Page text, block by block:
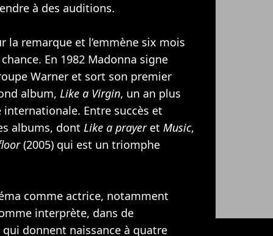
à des auditions.
la remarque et l’emmène six mois
En 1982 Madonna signe
Warner et sort son premier
album, Like a Virgin, un an plus
internationale. Entre succès et
albums, dont Like a prayer et Music,
(2005) qui est un triomphe
comme actrice, notamment
interprète, dans de
donnent naissance à quatre